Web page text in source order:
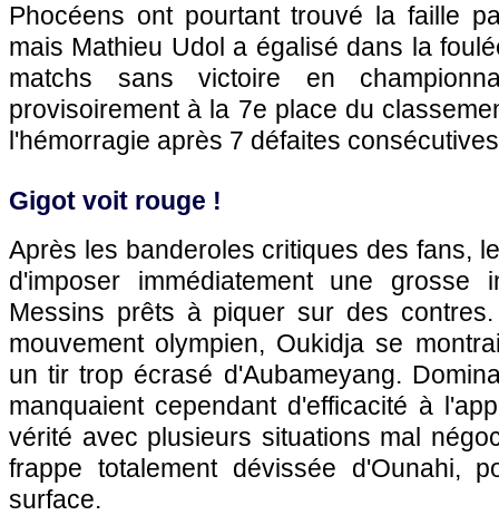
Phocéens ont pourtant trouvé la faille
mais Mathieu Udol a égalisé dans la
matchs sans victoire en
provisoirement à la 7e place du
l'hémorragie après 7 défaites
Gigot voit rouge !
Après les banderoles critiques des fans,
d'imposer immédiatement une grosse
Messins prêts à piquer sur des
mouvement olympien, Oukidja se
un tir trop écrasé d'Aubameyang.
manquaient cependant d'efficacité à
vérité avec plusieurs situations mal
frappe totalement dévissée d'Ounahi,
surface.